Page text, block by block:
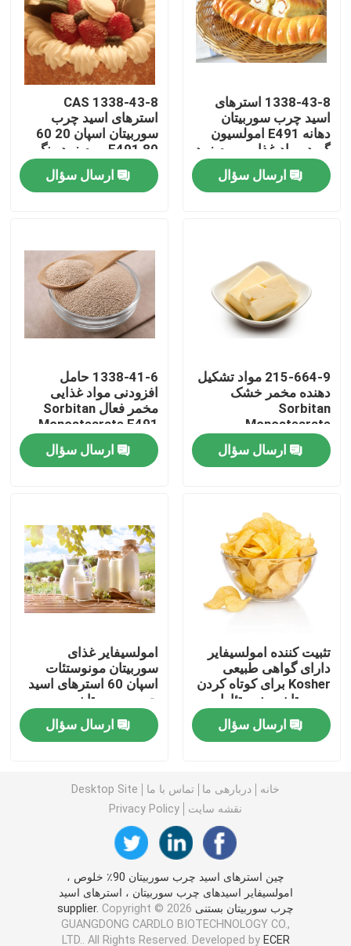
صفحه اصلی
محصولات
نمایش واقعیت مجازی
درباره ما
تور کارخانه
کنترل کیفیت
اخبار
درخواست نقل قول
امولسیفایر درجه مواد غذایی
امولسیفایرهای غذایی طبیعی
مونوگلیسیرید مقطر
مونو و دیگلیسیرید
گلیسرول مونو استئارات
کیک بهبود دهنده امولسیون
1338-43-8 استرهای
اسید چرب سوربیتان
دهانه E491 امولسیون
گرید مواد غذایی موم زرد
روشن
ارسال سؤال
CAS 1338-43-8
استرهای اسید چرب
سوربیتان اسپان 20 60
80 E491 موم زرد رنگ
ارسال سؤال
215-664-9 مواد تشکیل
دهنده مخمر خشک
Sorbitan
Monostearate
SPAN60 بهبود انعطاف
پذیری
ارسال سؤال
1338-41-6 حامل
افزودنی مواد غذایی
مخمر فعال Sorbitan
Monostearate E491
SPAN60
ارسال سؤال
تثبیت کننده امولسیفایر
دارای گواهی طبیعی
Kosher برای کوتاه کردن
سوربیتان مونوستئارات
ارسال سؤال
امولسیفایر غذای
سوربیتان مونوستئات
اسپان 60 استرهای اسید
چرب سوربیتان
ارسال سؤال
خانه دربارهی ما تماس با ما
Desktop Site
نقشه سایت
Privacy Policy
چین استرهای اسید چرب سوربیتان 90٪ خلوص ،
امولسیفایر اسیدهای چرب سوربیتان ، استرهای اسید
چرب سوربیتان بستنی supplier. Copyright © 2026
GUANGDONG CARDLO BIOTECHNOLOGY CO.,
LTD.. All Rights Reserved. Developed by ECER